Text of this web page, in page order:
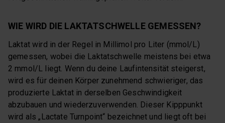
WIE WIRD DIE LAKTATSCHWELLE GEMESSEN?
Laktat wird in der Regel in Millimol pro Liter (mmol/L)
gemessen, wobei die Laktatschwelle meistens bei etwa
2 mmol/L liegt. Wenn du deine Laufintensität steigerst,
wird es für deinen Körper zunehmend schwieriger, das
produzierte Laktat in derselben Geschwindigkeit
abzubauen und wiederzuverwenden. Dieser Kipppunkt
wird als „Lactate Turnpoint“ bezeichnet und liegt oft bei